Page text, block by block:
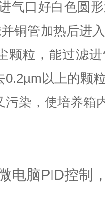
气口好白色圆
铜管加热后进
颗粒，能过滤
0.2µm以上的颗
污染，使培养箱
电脑PID控制